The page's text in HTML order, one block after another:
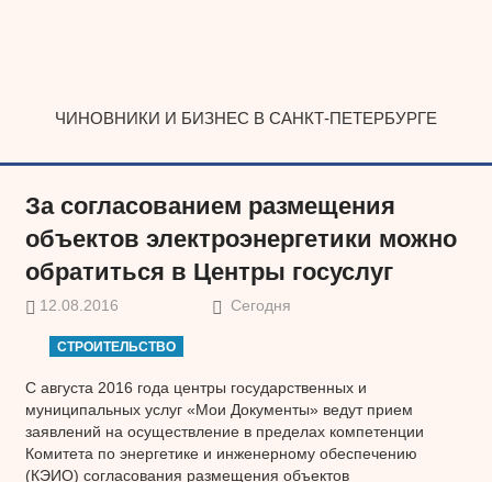
ЧИНОВНИКИ И БИЗНЕС В САНКТ-ПЕТЕРБУРГЕ
За согласованием размещения
объектов электроэнергетики можно
обратиться в Центры госуслуг
12.08.2016 Сегодня
СТРОИТЕЛЬСТВО
С августа 2016 года центры государственных и
муниципальных услуг «Мои Документы» ведут прием
заявлений на осуществление в пределах компетенции
Комитета по энергетике и инженерному обеспечению
(КЭИО) согласования размещения объектов